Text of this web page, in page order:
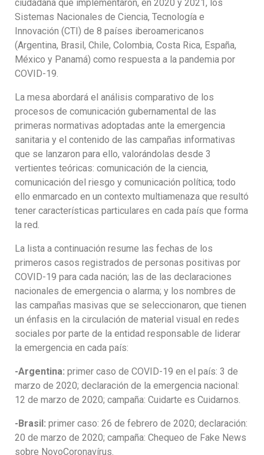
ciudadana que implementaron, en 2020 y 2021, los
Sistemas Nacionales de Ciencia, Tecnología e
Innovación (CTI) de 8 países iberoamericanos
(Argentina, Brasil, Chile, Colombia, Costa Rica, España,
México y Panamá) como respuesta a la pandemia por
COVID-19.
La mesa abordará el análisis comparativo de los
procesos de comunicación gubernamental de las
primeras normativas adoptadas ante la emergencia
sanitaria y el contenido de las campañas informativas
que se lanzaron para ello, valorándolas desde 3
vertientes teóricas: comunicación de la ciencia,
comunicación del riesgo y comunicación política; todo
ello enmarcado en un contexto multiamenaza que resultó
tener características particulares en cada país que forma
la red.
La lista a continuación resume las fechas de los
primeros casos registrados de personas positivas por
COVID-19 para cada nación; las de las declaraciones
nacionales de emergencia o alarma; y los nombres de
las campañas masivas que se seleccionaron, que tienen
un énfasis en la circulación de material visual en redes
sociales por parte de la entidad responsable de liderar
la emergencia en cada país:
-Argentina: primer caso de COVID-19 en el país: 3 de
marzo de 2020; declaración de la emergencia nacional:
12 de marzo de 2020; campaña: Cuidarte es Cuidarnos.
-Brasil: primer caso: 26 de febrero de 2020; declaración:
20 de marzo de 2020; campaña: Chequeo de Fake News
sobre NovoCoronavírus.